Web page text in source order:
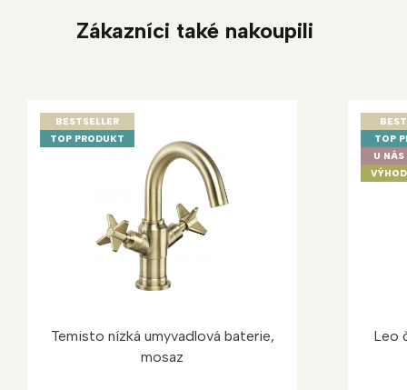
Zákazníci také nakoupili
BESTSELLER
TOP PRODUKT
Temisto nízká umyvadlová baterie,
mosaz
TOP
U
Leo